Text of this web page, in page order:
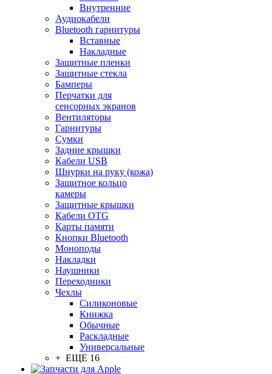
Внутренние
Аудиокабели
Bluetooth гарнитуры
Вставные
Накладные
Защитные пленки
Защитные стекла
Бамперы
Перчатки для
сенсорных экранов
Вентиляторы
Гарнитуры
Сумки
Задние крышки
Кабели USB
Шнурки на руку (кожа)
Защитное кольцо
камеры
Защитные крышки
Кабели OTG
Карты памяти
Кнопки Bluetooth
Моноподы
Накладки
Наушники
Переходники
Чехлы
Силиконовые
Книжка
Обычные
Раскладные
Универсальные
+ ЕЩЕ 16